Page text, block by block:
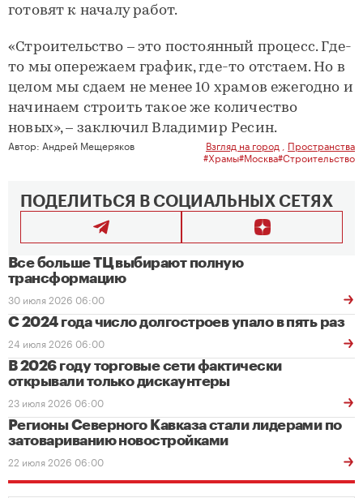
готовят к началу работ.
«Строительство – это постоянный процесс. Где-
то мы опережаем график, где-то отстаем. Но в
целом мы сдаем не менее 10 храмов ежегодно и
начинаем строить такое же количество
новых», – заключил Владимир Ресин.
Автор: Андрей Мещеряков Взгляд на город Пространства
#Храмы#Москва#Строительство
ПОДЕЛИТЬСЯ В СОЦИАЛЬНЫХ СЕТЯХ
Все больше ТЦ выбирают полную
трансформацию
30 июля 2026 06:00
С 2024 года число долгостроев упало в пять раз
24 июля 2026 06:00
В 2026 году торговые сети фактически
открывали только дискаунтеры
23 июля 2026 06:00
Регионы Северного Кавказа стали лидерами по
затовариванию новостройками
22 июля 2026 06:00